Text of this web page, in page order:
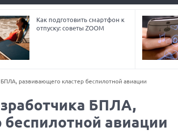
Как подготовить смартфон к
отпуску: советы ZOOM
БПЛА, развивающего кластер беспилотной авиации
БПЛА,
авиации